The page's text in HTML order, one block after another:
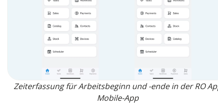
Zeiterfassung für Arbeitsbeginn und -ende in der RO
Mobile-App